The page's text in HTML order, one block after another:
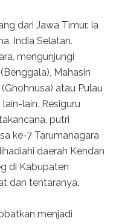
dari Jawa Timur. Ia
India Selatan.
mengunjungi
Mahasin
atau Pulau
lain-lain. Resiguru
putri
ke-7 Tarumanagara
daerah Kendan
di Kabupaten
dan tentaranya.
menjadi